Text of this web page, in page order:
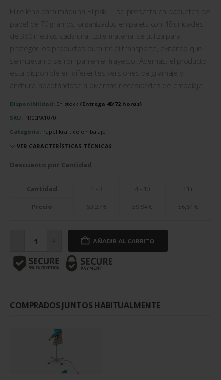
El relleno para máquina Fillpak TT se presenta en paquetes de
papel de 70 gramos, organizados en palets con 48 unidades
de 360 metros cada una. Este material se utiliza para
proteger los productos durante el transporte, evitando que
se muevan o se rompan en el trayecto. Además, el producto
está disponible en diferentes versiones de gramaje y
anchura, adaptándose a diversas necesidades de embalaje.
Disponibilidad: En stock
SKU: PR00PA1070
Categoría: Papel kraft de embalaje
VER CARACTERÍSTICAS TÉCNICAS
Descuento por Cantidad
Cantidad 1 - 3 4 - 10
11+
Precio
63,27€ 59,94€ 56,61 €
- papel
relleno
gramos
para
Fillpak
+ AÑADIR AL CARRITO
COMPRADOS JUNTOS HABITUALMENTE